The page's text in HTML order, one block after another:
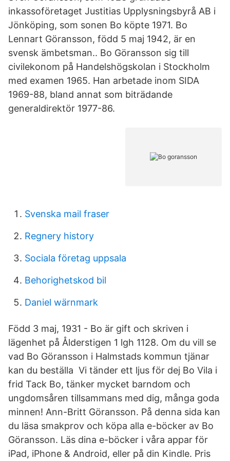
inkassoföretaget Justitias Upplysningsbyrå AB i
Jönköping, som sonen Bo köpte 1971. Bo
Lennart Göransson, född 5 maj 1942, är en
svensk ämbetsman.. Bo Göransson sig till
civilekonom på Handelshögskolan i Stockholm
med examen 1965. Han arbetade inom SIDA
1969-88, bland annat som biträdande
generaldirektör 1977-86.
Svenska mail fraser
Regnery history
Sociala företag uppsala
Behorighetskod bil
Daniel wärnmark
Född 3 maj, 1931 - Bo är gift och skriven i
lägenhet på Ålderstigen 1 lgh 1128. Om du vill se
vad Bo Göransson i Halmstads kommun tjänar
kan du beställa Vi tänder ett ljus för dej Bo Vila i
frid Tack Bo, tänker mycket barndom och
ungdomsåren tillsammans med dig, många goda
minnen! Ann-Britt Göransson. På denna sida kan
du läsa smakprov och köpa alla e-böcker av Bo
Göransson. Läs dina e-böcker i våra appar för
iPad, iPhone & Android, eller på din Kindle. Pris